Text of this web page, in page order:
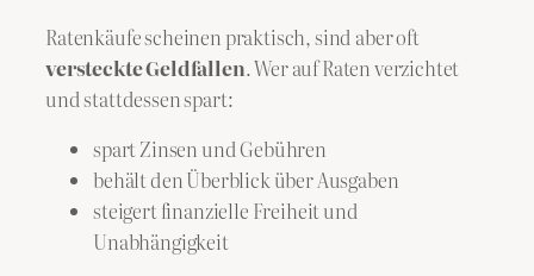
Ratenkäufe scheinen praktisch, sind aber oft
versteckte Geldfallen. Wer auf Raten verzichtet
und stattdessen spart:
spart Zinsen und Gebühren
behält den Überblick über Ausgaben
steigert finanzielle Freiheit und
Unabhängigkeit